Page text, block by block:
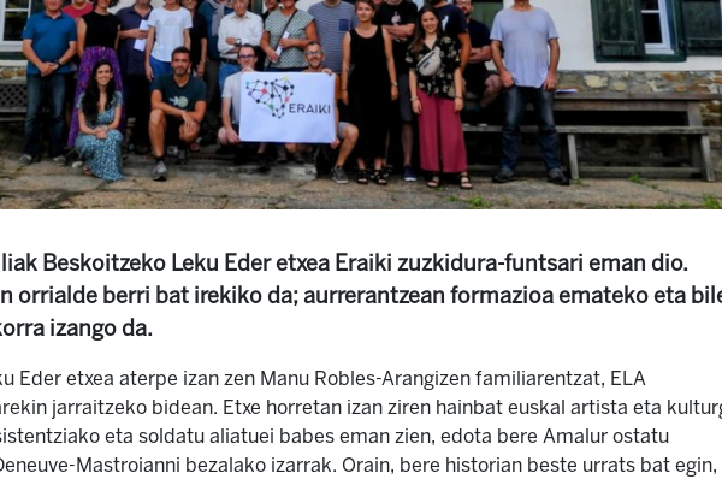
Beskoitzeko Leku Eder etxea Eraiki zuzkidura-funtsari eman dio.
orrialde berri bat irekiko da; aurrerantzean formazioa emateko eta
izango da.
Eder etxea aterpe izan zen Manu Robles-Arangizen familiarentzat, ELA
jarraitzeko bidean. Etxe horretan izan ziren hainbat euskal artista eta
eta soldatu aliatuei babes eman zien, edota bere Amalur ostatu
Mastroianni bezalako izarrak. Orain, bere historian beste urrats bat egin,